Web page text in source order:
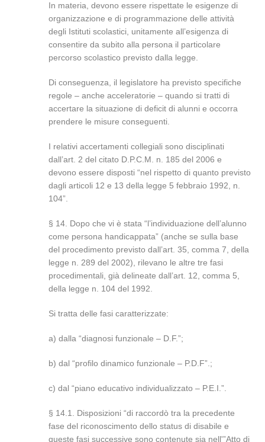
In materia, devono essere rispettate le esigenze di
organizzazione e di programmazione delle attività
degli Istituti scolastici, unitamente all’esigenza di
consentire da subito alla persona il particolare
percorso scolastico previsto dalla legge.
Di conseguenza, il legislatore ha previsto specifiche
regole – anche acceleratorie – quando si tratti di
accertare la situazione di deficit di alunni e occorra
prendere le misure conseguenti.
I relativi accertamenti collegiali sono disciplinati
dall’art. 2 del citato D.P.C.M. n. 185 del 2006 e
devono essere disposti “nel rispetto di quanto previsto
dagli articoli 12 e 13 della legge 5 febbraio 1992, n.
104”.
§ 14. Dopo che vi è stata “l’individuazione dell’alunno
come persona handicappata” (anche se sulla base
del procedimento previsto dall’art. 35, comma 7, della
legge n. 289 del 2002), rilevano le altre tre fasi
procedimentali, già delineate dall’art. 12, comma 5,
della legge n. 104 del 1992.
Si tratta delle fasi caratterizzate:
a) dalla “diagnosi funzionale – D.F.”;
b) dal “profilo dinamico funzionale – P.D.F”.;
c) dal “piano educativo individualizzato – P.E.I.”.
§ 14.1. Disposizioni “di raccordò tra la precedente
fase del riconoscimento dello status di disabile e
queste fasi successive sono contenute sia nell'”Atto di